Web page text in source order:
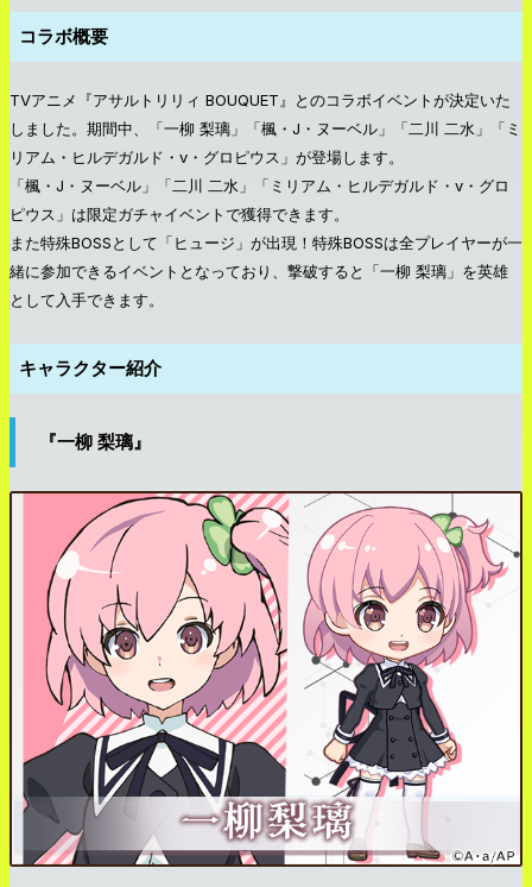
コラボ概要
TVアニメ『アサルトリリィ BOUQUET』とのコラボイベントが決定いた
しました。期間中、「一柳 梨璃」「楓・J・ヌーベル」「二川 二水」「ミ
リアム・ヒルデガルド・v・グロピウス」が登場します。
「楓・J・ヌーベル」「二川 二水」「ミリアム・ヒルデガルド・v・グロ
ピウス」は限定ガチャイベントで獲得できます。
また特殊BOSSとして「ヒュージ」が出現！特殊BOSSは全プレイヤーが一
緒に参加できるイベントとなっており、撃破すると「一柳 梨璃」を英雄
として入手できます。
キャラクター紹介
『一柳 梨璃』